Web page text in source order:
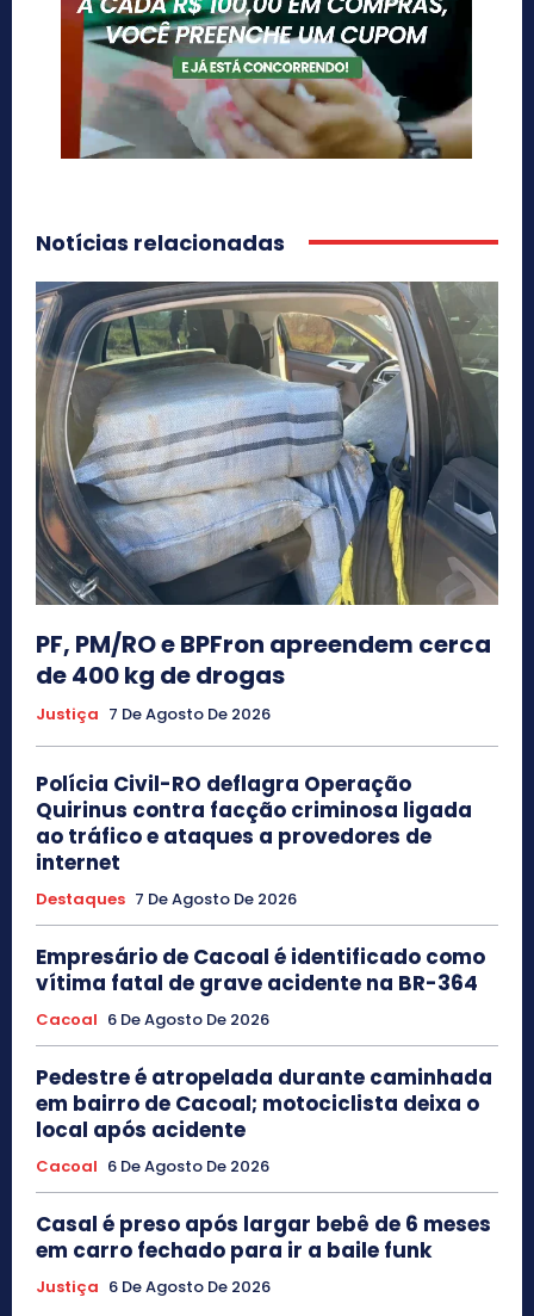
Notícias relacionadas
PF, PM/RO e BPFron apreendem cerca
de 400 kg de drogas
Justiça 7 De Agosto De 2026
Polícia Civil-RO deflagra Operação
Quirinus contra facção criminosa ligada
ao tráfico e ataques a provedores de
internet
Destaques 7 De Agosto De 2026
Empresário de Cacoal é identificado como
vítima fatal de grave acidente na BR-364
Cacoal 6 De Agosto De 2026
Pedestre é atropelada durante caminhada
em bairro de Cacoal; motociclista deixa o
local após acidente
Cacoal 6 De Agosto De 2026
Casal é preso após largar bebê de 6 meses
em carro fechado para ir a baile funk
Justiça 6 De Agosto De 2026